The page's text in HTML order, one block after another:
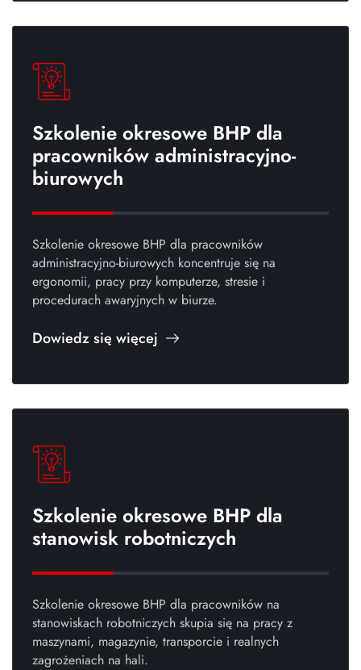
Szkolenie okresowe BHP dla
pracowników administracyjno-
biurowych
Szkolenie okresowe BHP dla pracowników
administracyjno-biurowych koncentruje się na
ergonomii, pracy przy komputerze, stresie i
procedurach awaryjnych w biurze.
Dowiedz się więcej
Szkolenie okresowe BHP dla
stanowisk robotniczych
Szkolenie okresowe BHP dla pracowników na
stanowiskach robotniczych skupia się na pracy z
maszynami, magazynie, transporcie i realnych
zagrożeniach na hali.